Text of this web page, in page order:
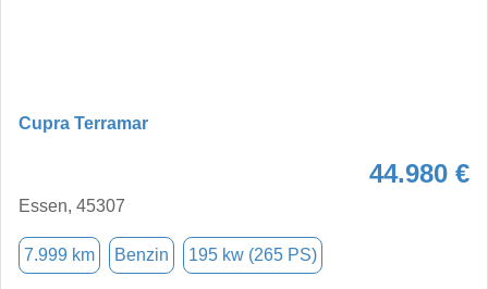
Cupra Terramar
44.980 €
Essen, 45307
7.999 km Benzin 195 kw (265 PS)